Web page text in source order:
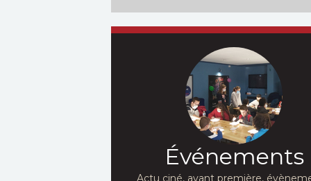
Événements
Actu ciné, avant première,